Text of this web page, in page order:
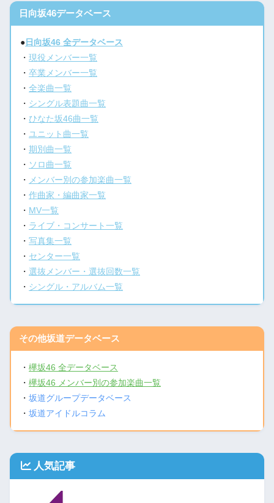
日向坂46データベース
● 日向坂46 全データベース
・現役メンバー一覧
・卒業メンバー一覧
・全楽曲一覧
・ シングル表題曲一覧
・ひなた坂46曲一覧
・ ユニット曲一覧
・期別曲一覧
・ ソロ曲一覧
・ メンバー別の参加楽曲一覧
・作曲家・編曲家一覧
・ MV一覧
・ ライブ・コンサート一覧
・写真集一覧
・ センター一覧
・選抜メンバー・選抜回数一覧
・ シングル・アルバム一覧
その他坂道データベース
・欅坂46 全データベース
・欅坂46 メンバー別の参加楽曲一覧
・坂道グループデータベース
・坂道アイドルコラム
人気記事